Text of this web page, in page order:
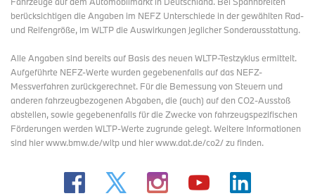
berücksichtigen die Angaben im NEFZ Unterschiede in der gewählten Rad-
und Reifengröße, im WLTP die Auswirkungen jeglicher Sonderausstattung.
Alle Angaben sind bereits auf Basis des neuen WLTP-Testzyklus ermittelt.
Aufgeführte NEFZ-Werte wurden gegebenenfalls auf das NEFZ-
Messverfahren zurückgerechnet. Für die Bemessung von Steuern und
anderen fahrzeugbezogenen Abgaben, die (auch) auf den CO2-Ausstoß
abstellen, sowie gegebenenfalls für die Zwecke von fahrzeugspezifischen
Förderungen werden WLTP-Werte zugrunde gelegt. Weitere Informationen
sind hier www.bmw.de/wltp und hier www.dat.de/co2/ zu finden.